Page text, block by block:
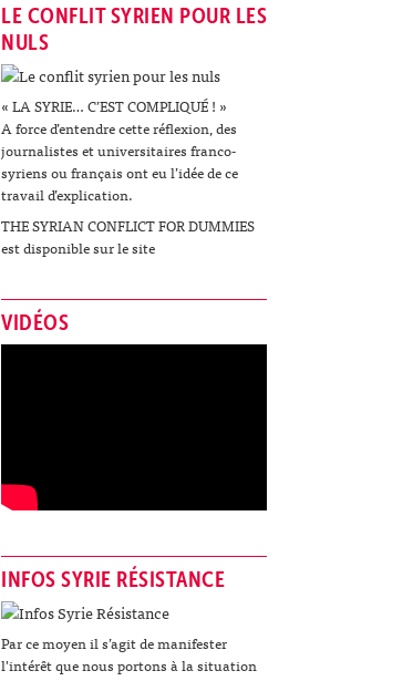
LE CONFLIT SYRIEN POUR LES
NULS
« LA SYRIE… C’EST COMPLIQUÉ ! »
A force d’entendre cette réflexion, des
journalistes et universitaires franco-
syriens ou français ont eu l’idée de ce
travail d’explication.
THE SYRIAN CONFLICT FOR DUMMIES
est disponible sur le site
VIDÉOS
INFOS SYRIE RÉSISTANCE
Par ce moyen il s’agit de manifester
l'intérêt que nous portons à la situation